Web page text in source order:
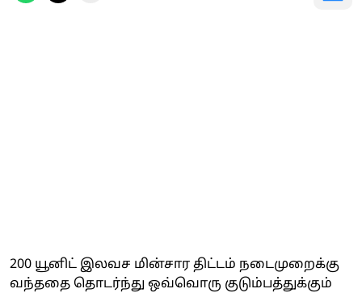
200 யூனிட் இலவச மின்சார திட்டம் நடைமுறைக்கு
வந்ததை தொடர்ந்து ஒவ்வொரு குடும்பத்துக்கும்